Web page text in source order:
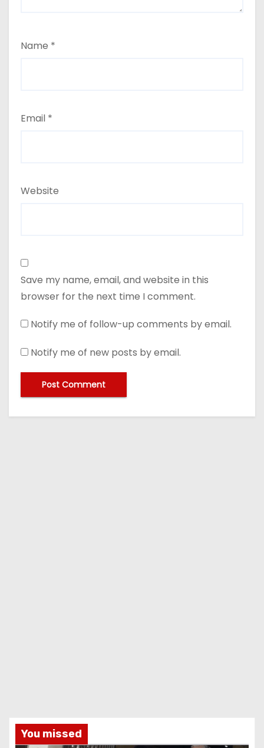
Name *
Email *
Website
Save my name, email, and website in this
browser for the next time I comment.
Notify me of follow-up comments by email.
Notify me of new posts by email.
You missed